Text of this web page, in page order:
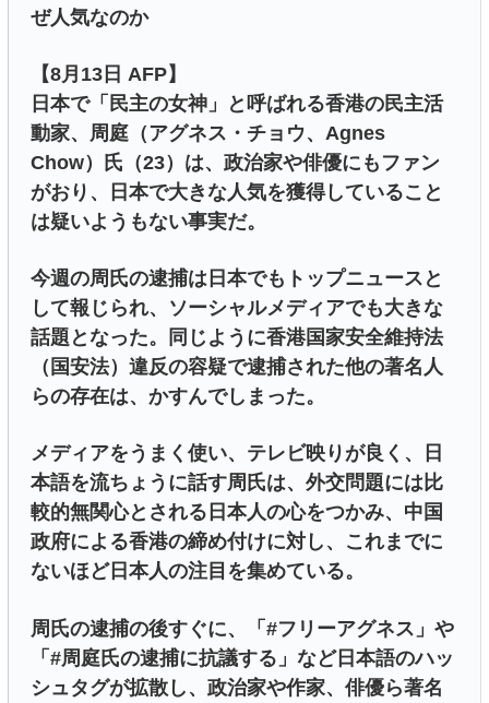
ぜ人気なのか
【8月13日 AFP】
日本で「民主の女神」と呼ばれる香港の民主活
動家、周庭（アグネス・チョウ、Agnes
Chow）氏（23）は、政治家や俳優にもファン
がおり、日本で大きな人気を獲得していること
は疑いようもない事実だ。
今週の周氏の逮捕は日本でもトップニュースと
して報じられ、ソーシャルメディアでも大きな
話題となった。同じように香港国家安全維持法
（国安法）違反の容疑で逮捕された他の著名人
らの存在は、かすんでしまった。
メディアをうまく使い、テレビ映りが良く、日
本語を流ちょうに話す周氏は、外交問題には比
較的無関心とされる日本人の心をつかみ、中国
政府による香港の締め付けに対し、これまでに
ないほど日本人の注目を集めている。
周氏の逮捕の後すぐに、「#フリーアグネス」や
「#周庭氏の逮捕に抗議する」など日本語のハッ
シュタグが拡散し、政治家や作家、俳優ら著名